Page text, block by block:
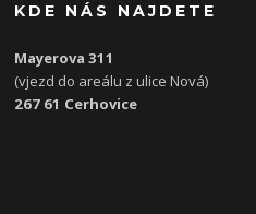
KDE NÁS NAJDETE
Mayerova 311
(vjezd do areálu z ulice Nová)
267 61 Cerhovice